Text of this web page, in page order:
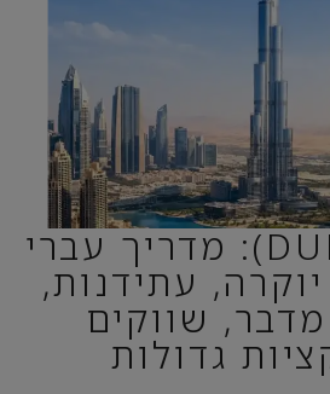
דובאי (DUBAI): מדריך עברי
עתידנות,
שווקים
גדולות